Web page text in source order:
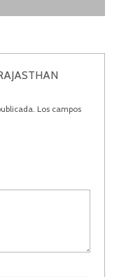
Los campos